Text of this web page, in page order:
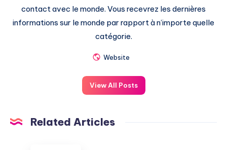
contact avec le monde. Vous recevrez les dernières
informations sur le monde par rapport à n’importe quelle
catégorie.
Website
View All Posts
Related Articles